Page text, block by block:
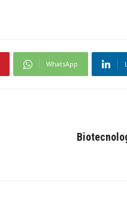
WhatsApp